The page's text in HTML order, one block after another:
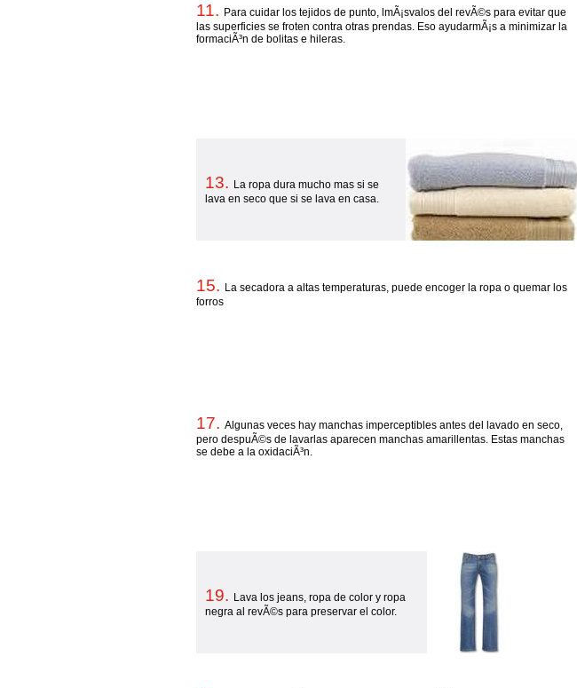
11. Para cuidar los tejidos de punto, lmÃ¡svalos del revÃ©s para evitar que
las superficies se froten contra otras prendas. Eso ayudarmÃ¡s a minimizar la
formaciÃ³n de bolitas e hileras.
13. La ropa dura mucho mas si se
lava en seco que si se lava en casa.
15. La secadora a altas temperaturas, puede encoger la ropa o quemar los
forros
17. Algunas veces hay manchas imperceptibles antes del lavado en seco,
pero despuÃ©s de lavarlas aparecen manchas amarillentas. Estas manchas
se debe a la oxidaciÃ³n.
19. Lava los jeans, ropa de color y ropa
negra al revÃ©s para preservar el color.